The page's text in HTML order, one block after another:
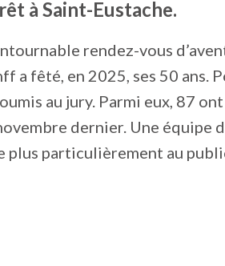
à Saint-Eustache.
rendez-vous
a fêté, en 2025, ses 50 ans.
au jury. Parmi eux, 87
dernier. Une
plus particulièrement au